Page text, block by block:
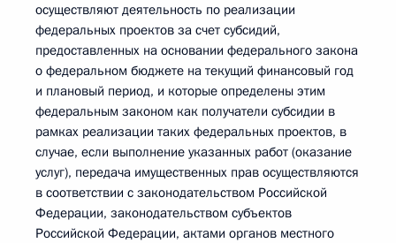
осуществляют деятельность по реализации
федеральных проектов за счет субсидий,
предоставленных на основании федерального закона
о федеральном бюджете на текущий финансовый год
и плановый период, и которые определены этим
федеральным законом как получатели субсидии в
рамках реализации таких федеральных проектов, в
случае, если выполнение указанных работ (оказание
услуг), передача имущественных прав осуществляются
в соответствии с законодательством Российской
Федерации, законодательством субъектов
Российской Федерации, актами органов местного